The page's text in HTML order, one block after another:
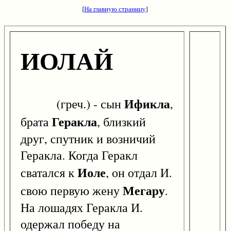
[На главную страницу]
ИОЛАЙ
(греч.) - сынИфикла,
братаГеракла, близкий
друг, спутник и возничий
Геракла. Когда Геракл
сватался кИоле, он отдал И.
свою первую женуМегару.
На лошадях Геракла И.
одержал победу на